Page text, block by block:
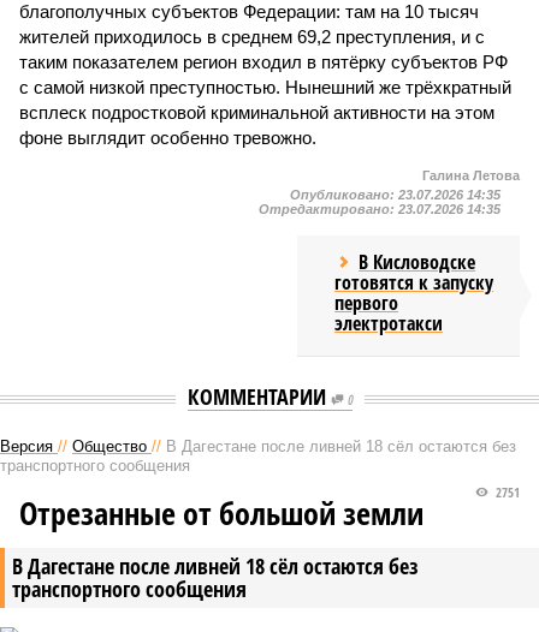
благополучных субъектов Федерации: там на 10 тысяч
жителей приходилось в среднем 69,2 преступления, и с
таким показателем регион входил в пятёрку субъектов РФ
с самой низкой преступностью. Нынешний же трёхкратный
всплеск подростковой криминальной активности на этом
фоне выглядит особенно тревожно.
Галина Летова
Опубликовано: 23.07.2026 14:35
Отредактировано: 23.07.2026 14:35
В Кисловодске
готовятся к запуску
первого
электротакси
КОММЕНТАРИИ 0
Версия // Общество // В Дагестане после ливней 18 сёл остаются без
транспортного сообщения
В Дагестане после ливней 18 сёл остаются без
транспортного сообщения
2751
Отрезанные от большой земли